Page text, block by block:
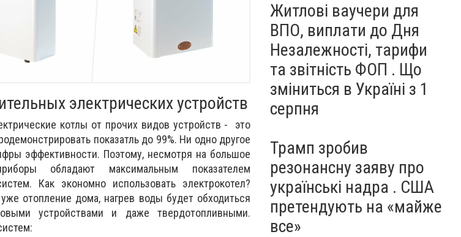
электрических устройств
котлы от прочих видов устройств - это
показатль до 99%. Ни одно другое
эффективности. Поэтому, несмотря на большое
обладают максимальным показателем
Как экономно использовать электрокотел?
отопление дома, нагрев воды будет обходиться
устройствами и даже твердотопливными.
Житлові ваучери для
ВПО, виплати до Дня
Незалежності, тарифи
та звітність ФОП . Що
зміниться в Україні з 1
серпня
Трамп зробив
резонансну заяву про
українські надра . США
претендують на «майже
все»